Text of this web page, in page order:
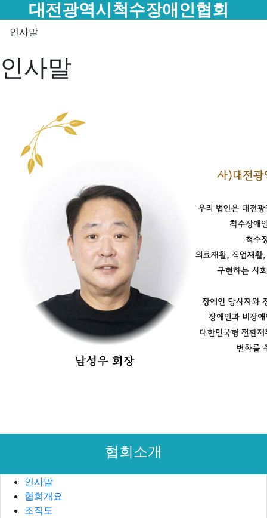
메뉴
대전광역시척수장애인협회
인사말
인사말
협회소개
인사말
협회개요
조직도